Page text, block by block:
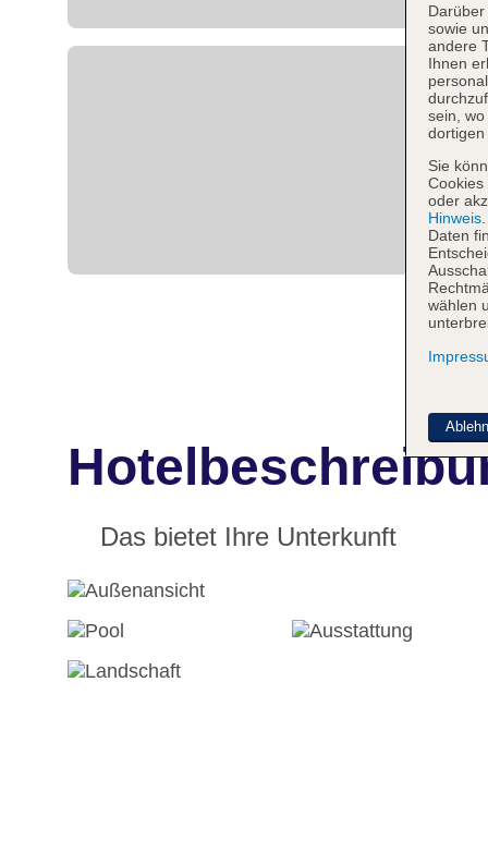
Das bietet Ihre Unterkunft
sowie
andere
Ihnen
sein,
dortigen
Sie
Cookies
oder
Hinweis
Daten
wählen